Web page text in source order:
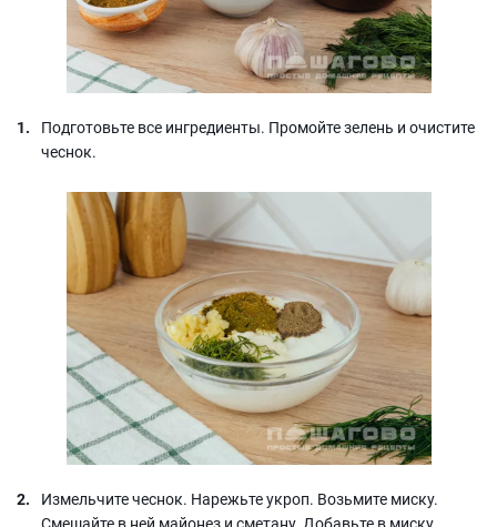
Подготовьте все ингредиенты. Промойте зелень и очистите
чеснок.
Измельчите чеснок. Нарежьте укроп. Возьмите миску.
Смешайте в ней майонез и сметану. Добавьте в миску